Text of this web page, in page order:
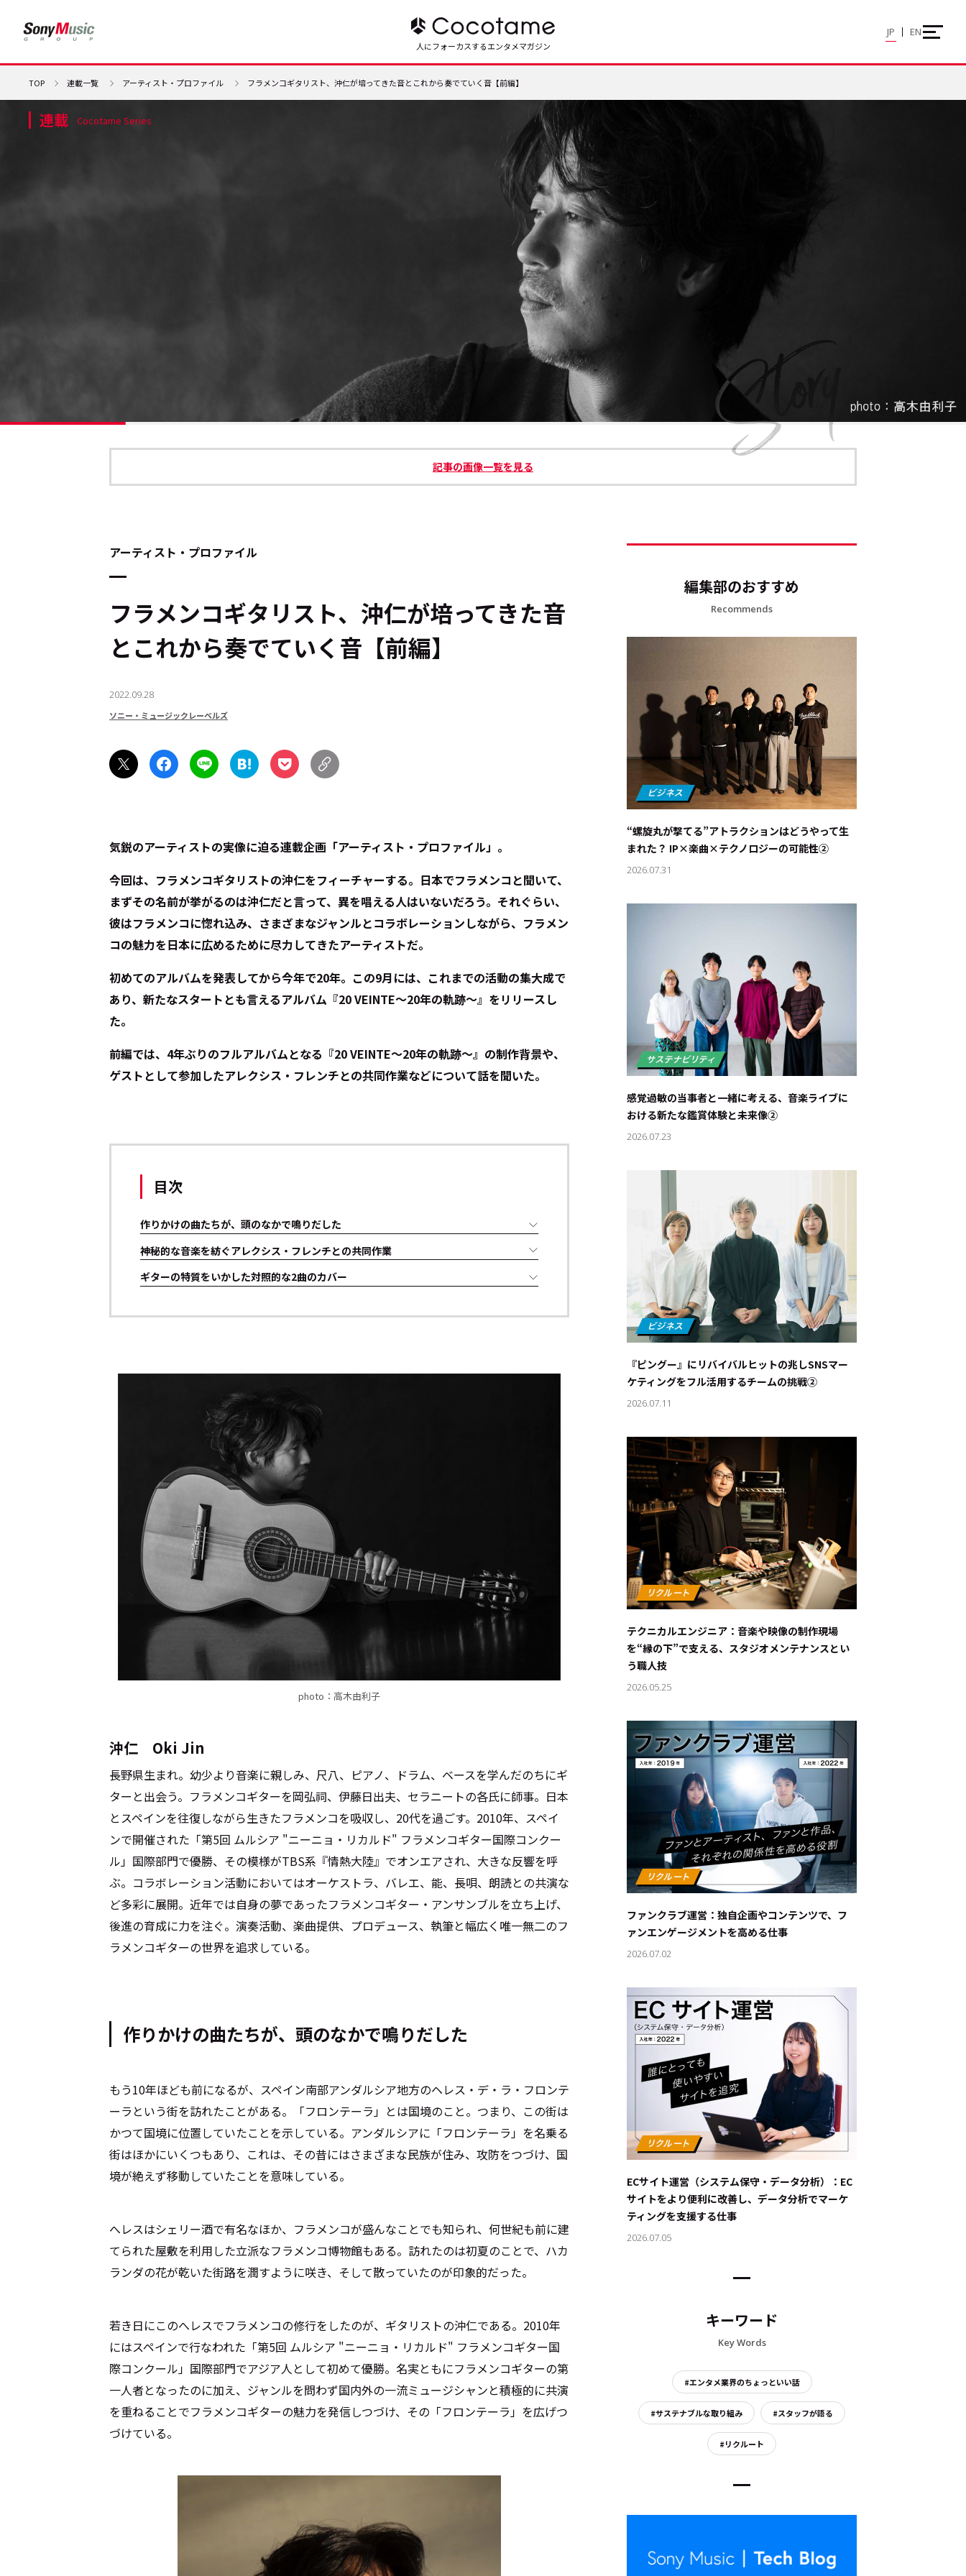
Top
記事一覧 Articles
連載一覧
キーワード：
#エンタメ業界のちょっといい話
#リクルート
運営会社 プライバシーポリシー JP
人にフォーカスするエンタメマガジン
JP EN
TOP 連載一覧 アーティスト・プロファイル フラメンコギタリスト、沖仁が培ってきた音とこれから奏でていく音【前編】
連載 Cocotame Series
記事の画像一覧を見る
アーティスト・プロファイル
フラメンコギタリスト、沖仁が培ってきた音
とこれから奏でていく音【前編】
2022.09.28
ソニー・ミュージックレーベルズ
気鋭のアーティストの実像に迫る連載企画「アーティスト・プロファイル」。
今回は、フラメンコギタリストの沖仁をフィーチャーする。日本でフラメンコと聞いて、
まずその名前が挙がるのは沖仁だと言って、異を唱える人はいないだろう。それぐらい、
彼はフラメンコに惚れ込み、さまざまなジャンルとコラボレーションしながら、フラメン
コの魅力を日本に広めるために尽力してきたアーティストだ。
初めてのアルバムを発表してから今年で20年。この9月には、これまでの活動の集大成で
あり、新たなスタートとも言えるアルバム『20 VEINTE～20年の軌跡〜』をリリースし
た。
前編では、4年ぶりのフルアルバムとなる『20 VEINTE～20年の軌跡～』の制作背景や、
ゲストとして参加したアレクシス・フレンチとの共同作業などについて話を聞いた。
目次
作りかけの曲たちが、頭のなかで鳴りだした
神秘的な音楽を紡ぐアレクシス・フレンチとの共同作業
ギターの特質をいかした対照的な2曲のカバー
photo：高木由利子
沖仁 Oki Jin
長野県生まれ。幼少より音楽に親しみ、尺八、ピアノ、ドラム、ベースを学んだのちにギ
ターと出会う。フラメンコギターを岡弘祠、伊藤日出夫、セラニートの各氏に師事。日本
とスペインを往復しながら生きたフラメンコを吸収し、20代を過ごす。2010年、スペイ
ンで開催された「第5回 ムルシア "ニーニョ・リカルド" フラメンコギター国際コンクー
ル」国際部門で優勝、その模様がTBS系『情熱大陸』でオンエアされ、大きな反響を呼
ぶ。コラボレーション活動においてはオーケストラ、バレエ、能、長唄、朗読との共演な
ど多彩に展開。近年では自身の夢であったフラメンコギター・アンサンブルを立ち上げ、
後進の育成に力を注ぐ。演奏活動、楽曲提供、プロデュース、執筆と幅広く唯一無二のフ
ラメンコギターの世界を追求している。
作りかけの曲たちが、頭のなかで鳴りだした
もう10年ほども前になるが、スペイン南部アンダルシア地方のヘレス・デ・ラ・フロンテ
ーラという街を訪れたことがある。「フロンテーラ」とは国境のこと。つまり、この街は
かつて国境に位置していたことを示している。アンダルシアに「フロンテーラ」を名乗る
街はほかにいくつもあり、これは、その昔にはさまざまな民族が住み、攻防をつづけ、国
境が絶えず移動していたことを意味している。
へレスはシェリー酒で有名なほか、フラメンコが盛んなことでも知られ、何世紀も前に建
てられた屋敷を利用した立派なフラメンコ博物館もある。訪れたのは初夏のことで、ハカ
ランダの花が乾いた街路を潤すように咲き、そして散っていたのが印象的だった。
若き日にこのへレスでフラメンコの修行をしたのが、ギタリストの沖仁である。2010年
にはスペインで行なわれた「第5回 ムルシア "ニーニョ・リカルド" フラメンコギター国
際コンクール」国際部門でアジア人として初めて優勝。名実ともにフラメンコギターの第
一人者となったのに加え、ジャンルを問わず国内外の一流ミュージシャンと積極的に共演
を重ねることでフラメンコギターの魅力を発信しつづけ、その「フロンテーラ」を広げつ
づけている。
編集部のおすすめ
Recommends
“螺旋丸が撃てる”アトラクションはどうやって生
まれた？ IP×楽曲×テクノロジーの可能性②
2026.07.31
感覚過敏の当事者と一緒に考える、音楽ライブに
おける新たな鑑賞体験と未来像②
2026.07.23
『ピングー』にリバイバルヒットの兆し――SNSマー
ケティングをフル活用するチームの挑戦②
2026.07.11
テクニカルエンジニア：音楽や映像の制作現場
を“縁の下”で支える、スタジオメンテナンスとい
う職人技
2026.05.25
ファンクラブ運営：独自企画やコンテンツで、フ
ァンエンゲージメントを高める仕事
2026.07.02
ECサイト運営（システム保守・データ分析）：EC
サイトをより便利に改善し、データ分析でマーケ
ティングを支援する仕事
2026.07.05
キーワード
Key Words
#エンタメ業界のちょっといい話
#サステナブルな取り組み #スタッフが語る
#リクルート